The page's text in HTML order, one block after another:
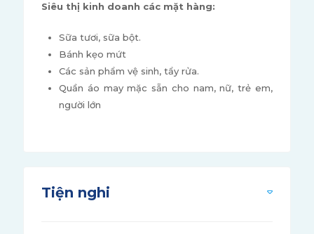
Siêu thị kinh doanh các mặt hàng:
Sữa tươi, sữa bột.
Bánh kẹo mứt
Các sản phẩm vệ sinh, tẩy rửa.
Quần áo may mặc sẵn cho nam, nữ, trẻ em,
người lớn
Tiện nghi